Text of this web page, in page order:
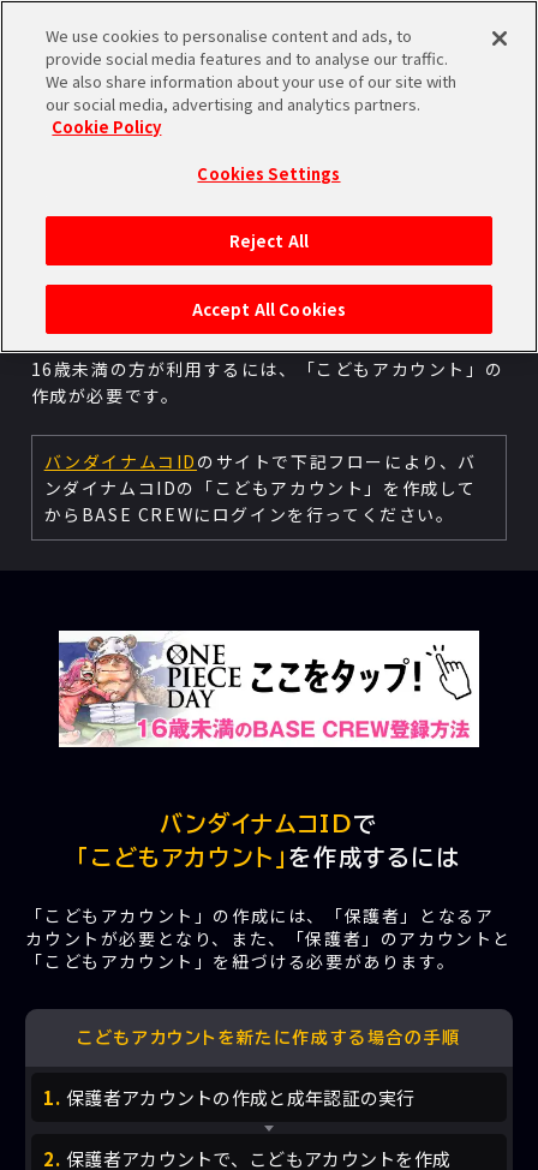
ログイン
登録について
※ないようがわからないときは
おうちのひとにがめんをみせてください
ONE PIECE BASE CREWログインに必要なバンダイナ
16歳未満の方が利用するには、「こどもアカウント」の
作成が必要です。
バンダイナムコID のサイトで下記フローにより、 バ
ンダイナムコIDの「こどもアカウント」を作成して
から BASE CREWにログインを行ってください。
バンダイナムコIDで
「こどもアカウント」 を作成するには
「こどもアカウント」の作成には、「保護者」となるア
カウントが必要となり、また、「保護者」のアカウントと
「こどもアカウント」を紐づける必要があります。
こどもアカウントを新たに作成する場合の手順
保護者アカウントの作成と成年認証の実行
保護者アカウントで、こどもアカウントを作成
We use cookies to personalise content and ads, to
provide social media features and to analyse our traffic.
We also share information about your use of our site with
our social media, advertising and analytics partners.
Cookie Policy
Cookies Settings
Reject All
Accept All Cookies